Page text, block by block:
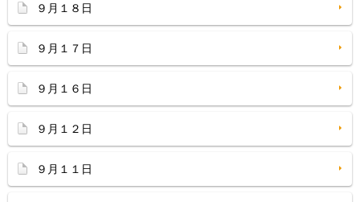
９月１８日
９月１７日
９月１６日
９月１２日
９月１１日